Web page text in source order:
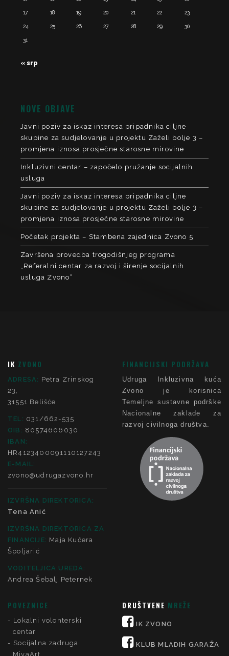
17 18 19 20 21 22 23
24 25 26 27 28 29 30
31
« srp
NOVE OBJAVE
Javni poziv za iskaz interesa pripadnika ciljne
skupine za sudjelovanje u projektu Zaželi bolje 3 –
promjena iznosa prosječne starosne mirovine
Inkluzivni centar – započelo pružanje socijalnih
usluga
Javni poziv za iskaz interesa pripadnika ciljne
skupine za sudjelovanje u projektu Zaželi bolje 3 –
promjena iznosa prosječne starosne mirovine
Početak projekta – Stambena zajednica Zvono 5
Završena provedba trogodišnjeg programa
„Referalni centar za razvoj i širenje socijalnih
usluga Zvono“
IK ZVONO
ADRESA: Petra Zrinskog
23,
31551 Belišće
TEL: 031/662-535
OIB: 80574606030
IBAN:
HR4123400091110127243
E-MAIL:
zvono@udrugazvono.hr
IZVRŠNA DIREKTORICA:
Tena Anić
IZVRŠNA DIREKTORICA ZA
FINANCIJE: Maja Kučera
Špoljarić
VODITELJICA UREDA:
Andrea Šebalj Peternek
FINANCIJSKI PODRŽAVA
Udruga Inkluzivna kuća
Zvono je korisnica
Temeljne sustavne podrške
Nacionalne zaklade za
razvoj civilnoga društva.
POVEZNICE
Lokalni volonterski
centar
Socijalna zadruga
MivaArt
DRUŠTVENE MREŽE
IK ZVONO
KLUB MLADIH GARAŽA